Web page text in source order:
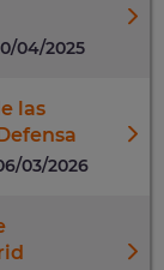
04/2025
las
03/2026